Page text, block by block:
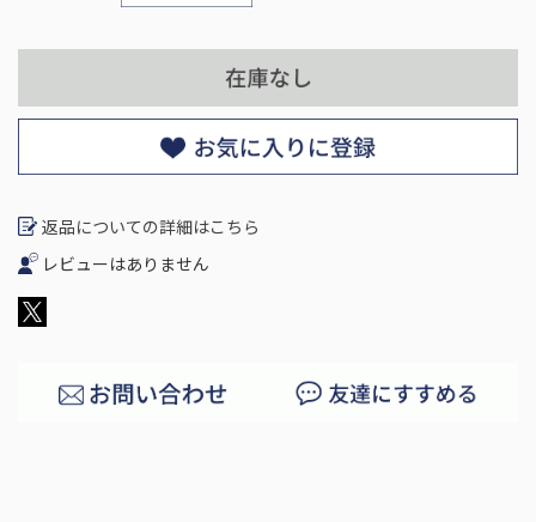
返品についての詳細はこちら
レビューはありません